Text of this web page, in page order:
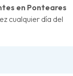
en Ponteares
cualquier día del